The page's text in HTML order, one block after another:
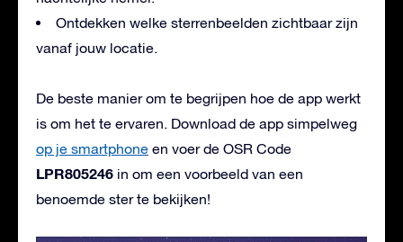
Ontdekken welke sterrenbeelden zichtbaar zijn
vanaf jouw locatie.
De beste manier om te begrijpen hoe de app werkt
is om het te ervaren. Download de app simpelweg
op je smartphone en voer de OSR Code
LPR805246 in om een voorbeeld van een
benoemde ster te bekijken!